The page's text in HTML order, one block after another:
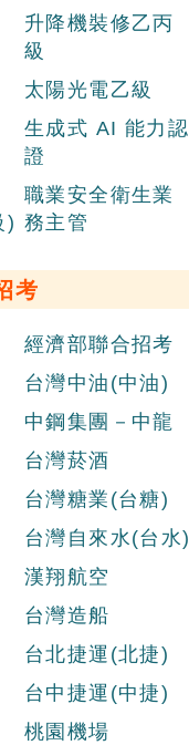
升降機裝修乙丙
級
太陽光電乙級
生成式 AI 能力認
證
)
職業安全衛生業
務主管
考
經濟部聯合招考
台灣中油(中油)
中鋼集團－中龍
台灣菸酒
台灣糖業(台糖)
台灣自來水(台水)
漢翔航空
台灣造船
台北捷運(北捷)
台中捷運(中捷)
桃園機場